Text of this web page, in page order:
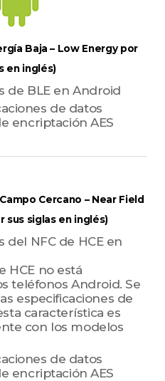
Baja – Low Energy por
en inglés)
de BLE en Android
de datos
encriptación AES
Cercano – Near Field
sus siglas en inglés)
del NFC de HCE en
HCE no está
teléfonos Android. Se
especificaciones de
característica es
con los modelos
de datos
encriptación AES